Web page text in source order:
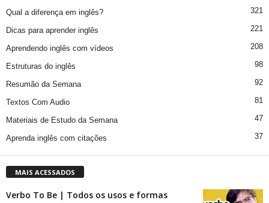
Qual a diferença em inglês? 321
Dicas para aprender inglês 221
Aprendendo inglês com vídeos 208
Estruturas do inglês 98
Resumão da Semana 92
Textos Com Audio 81
Materiais de Estudo da Semana 47
Aprenda inglês com citações 37
MAIS ACESSADOS
Verbo To Be | Todos os usos e formas